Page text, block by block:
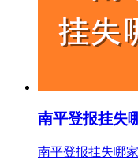
南平登报挂失
南平登报挂失哪